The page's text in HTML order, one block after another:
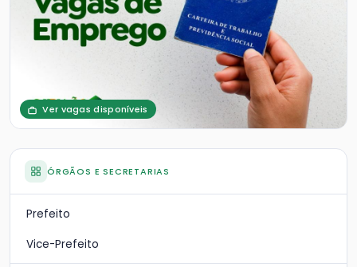
Ver vagas disponíveis
ÓRGÃOS E SECRETARIAS
Prefeito
Vice-Prefeito